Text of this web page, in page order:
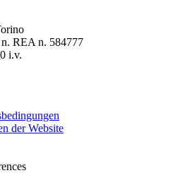
REA n. 584777
i.v.
der Website